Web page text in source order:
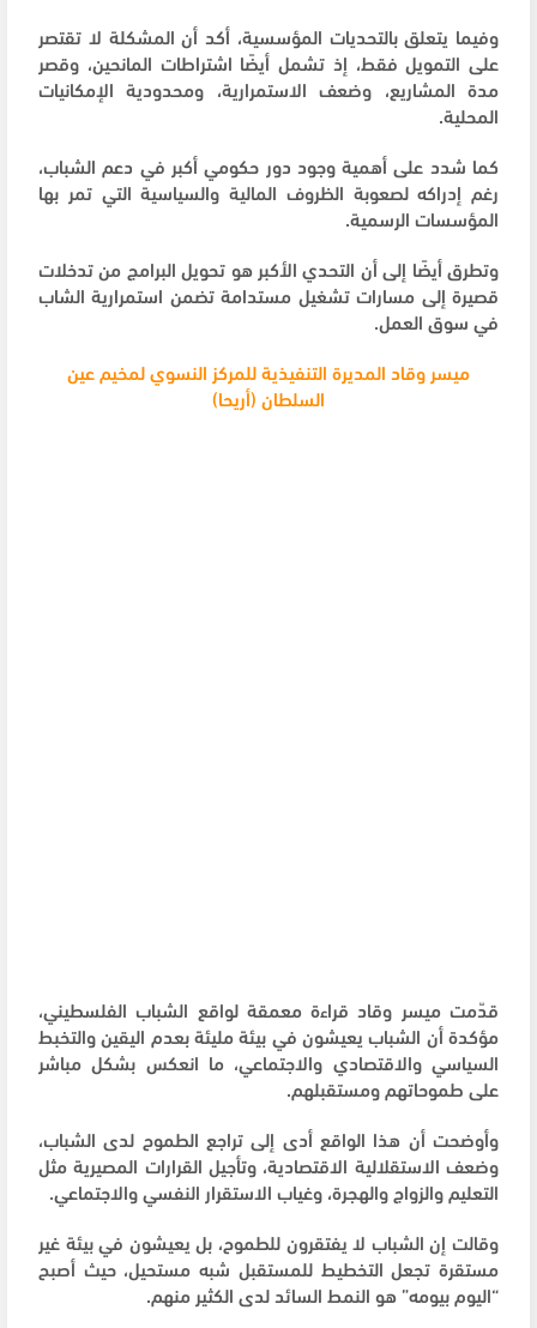
وفيما يتعلق بالتحديات المؤسسية، أكد أن المشكلة لا تقتصر
على التمويل فقط، إذ تشمل أيضًا اشتراطات المانحين، وقصر
مدة المشاريع، وضعف الاستمرارية، ومحدودية الإمكانيات
المحلية.
كما شدد على أهمية وجود دور حكومي أكبر في دعم الشباب،
رغم إدراكه لصعوبة الظروف المالية والسياسية التي تمر بها
المؤسسات الرسمية.
وتطرق أيضًا إلى أن التحدي الأكبر هو تحويل البرامج من تدخلات
قصيرة إلى مسارات تشغيل مستدامة تضمن استمرارية الشاب
في سوق العمل.
ميسر وقاد المديرة التنفيذية للمركز النسوي لمخيم عين
السلطان (أريحا)
قدّمت ميسر وقاد قراءة معمقة لواقع الشباب الفلسطيني،
مؤكدة أن الشباب يعيشون في بيئة مليئة بعدم اليقين والتخبط
السياسي والاقتصادي والاجتماعي، ما انعكس بشكل مباشر
على طموحاتهم ومستقبلهم.
وأوضحت أن هذا الواقع أدى إلى تراجع الطموح لدى الشباب،
وضعف الاستقلالية الاقتصادية، وتأجيل القرارات المصيرية مثل
التعليم والزواج والهجرة، وغياب الاستقرار النفسي والاجتماعي.
وقالت إن الشباب لا يفتقرون للطموح، بل يعيشون في بيئة غير
مستقرة تجعل التخطيط للمستقبل شبه مستحيل، حيث أصبح
“اليوم بيومه” هو النمط السائد لدى الكثير منهم.